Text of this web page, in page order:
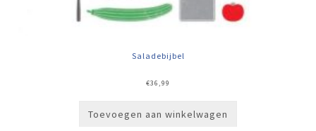
Saladebijbel
€36,99
Toevoegen aan winkelwagen